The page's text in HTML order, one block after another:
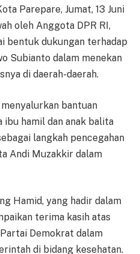
Parepare, Jumat, 13 Juni
oleh Anggota DPR RI,
bentuk dukungan terhadap
Subianto dalam menekan
di daerah-daerah.
bantuan
ibu hamil dan anak balita
langkah pencegahan
Andi Muzakkir dalam
Hamid, yang hadir dalam
terima kasih atas
Demokrat dalam
di bidang kesehatan.